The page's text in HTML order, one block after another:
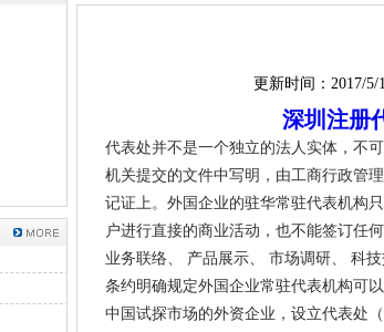
更新时间： 2017/5/
深圳注册
代表处并不是一个独立的法人实体，不
机关提交的文件中写明，由工商行政管
记证上。外国企业的驻华常驻代表机构
户进行直接的商业活动，也不能签订任
业务联络、 产品展示、 市场调研、 科
条约明确规定外国企业常驻代表机构可
中国试探市场的外资企业，设立代表处